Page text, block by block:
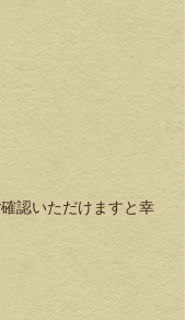
認いただけますと幸